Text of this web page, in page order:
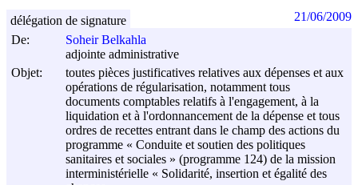
De:
Soheir Belkahla
adjointe administrative
Objet:
toutes pièces justificatives relatives aux dépenses et aux
opérations de régularisation, notamment tous
documents comptables relatifs à l'engagement, à la
liquidation et à l'ordonnancement de la dépense et tous
ordres de recettes entrant dans le champ des actions du
programme « Conduite et soutien des politiques
sanitaires et sociales » (programme 124) de la mission
interministérielle « Solidarité, insertion et égalité des
délégation de signature 21/06/2009